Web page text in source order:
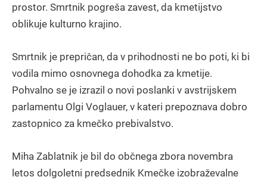
prostor. Smrtnik pogreša zavest, da kmetijstvo
oblikuje kulturno krajino.
Smrtnik je prepričan, da v prihodnosti ne bo poti, ki bi
vodila mimo osnovnega dohodka za kmetije.
Pohvalno se je izrazil o novi poslanki v avstrijskem
parlamentu Olgi Voglauer, v kateri prepoznava dobro
zastopnico za kmečko prebivalstvo.
Miha Zablatnik je bil do občnega zbora novembra
letos dolgoletni predsednik Kmečke izobraževalne